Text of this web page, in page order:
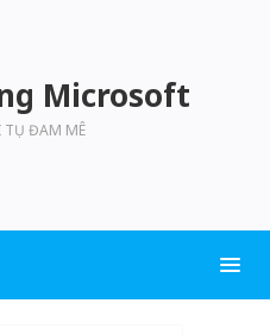
Microsoft
TỤ ĐAM MÊ